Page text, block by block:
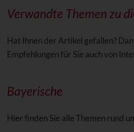
Verwandte Themen zu
Hat Ihnen der Artikel gefallen?
Empfehlungen für Sie auch von
Bayerische
Hier finden Sie alle Themen rund